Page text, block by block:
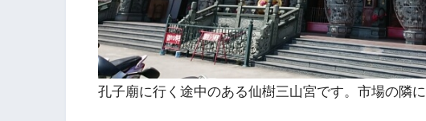
孔子廟に行く途中のある仙樹三山宮です。市場の隣